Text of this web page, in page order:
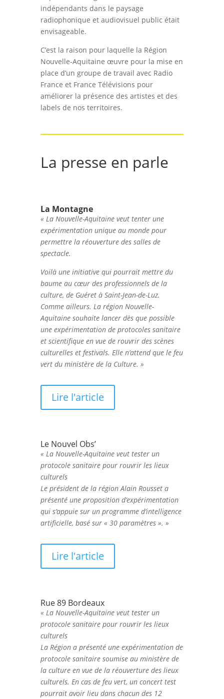
indépendants dans le paysage
radiophonique et audiovisuel public était
envisageable.
C’est la raison pour laquelle la Région
Nouvelle-Aquitaine œuvre pour la mise en
place d’un groupe de travail avec Radio
France et France Télévisions pour
améliorer la présence des artistes et des
labels de nos territoires.
La presse en parle
La Montagne
« La Nouvelle-Aquitaine veut tenter une
expérimentation unique au monde pour
permettre la réouverture des salles de
spectacle.
Voilà une initiative qui pourrait mettre du
baume au cœur des professionnels de la
culture, de Guéret à Saint-Jean-de-Luz.
Comme ailleurs. La région Nouvelle-
Aquitaine souhaite lancer dès que possible
une expérimentation de protocoles sanitaire
et scientifique en vue de rouvrir des scènes
culturelles et festivals. Elle n’attend que le feu
vert du ministère de la Culture. »
Lire l'article
Le Nouvel Obs’
« La Nouvelle-Aquitaine veut tester un
protocole sanitaire pour rouvrir les lieux
culturels
Le président de la région Alain Rousset a
présenté une proposition d’expérimentation
qui s’appuie sur un programme d’intelligence
artificielle, basé sur « 30 paramètres ». »
Lire l'article
Rue 89 Bordeaux
« La Nouvelle-Aquitaine veut tester un
protocole sanitaire pour rouvrir les lieux
culturels
La Région a présenté une expérimentation de
protocole sanitaire soumise au ministère de
la culture en vue de la réouverture des lieux
culturels. En cas de feu vert, un concert test
pourrait avoir lieu dans chacun des 12